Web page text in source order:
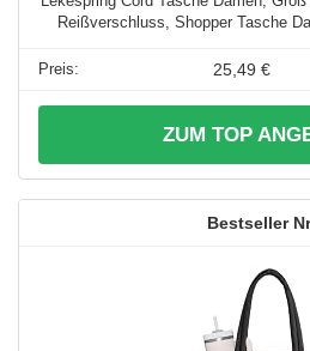
Reißverschluss, Shopper Tasche
25,49 €
ZUM TOP